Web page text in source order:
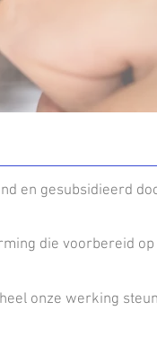
en gesubsidieerd
die voorbereid
onze werking